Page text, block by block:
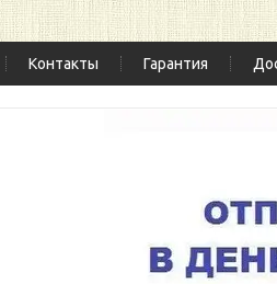
Контакты Гарантия